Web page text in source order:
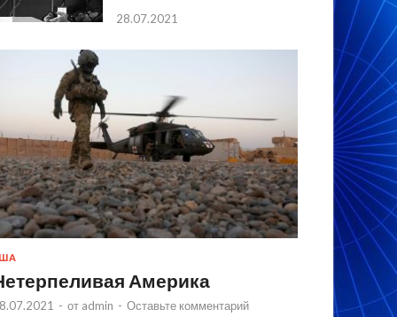
28.07.2021
Америка
- от admin - Оставьте комментарий